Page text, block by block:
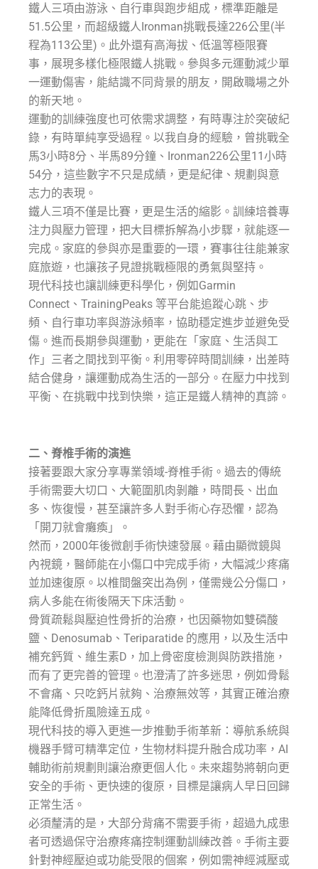
鐵人三項由游泳、自行車與跑步組成，標準距離是
51.5公里，而超級鐵人Ironman挑戰長達226公里(半
程為113公里)。此外還有高海拔、低溫等極限賽
事，展現多樣化極限鐵人挑戰。參與多元運動減少單
一運動傷害，能結識不同背景的朋友，開啟職場之外
的新天地。
運動的訓練強度也可依需求調整，有時專注於突破紀
錄，有時單純享受過程。以我自身的經驗，曾挑戰全
馬3小時8分、半馬89分鐘、Ironman226公里11小時
54分，這些數字不只是成績，更是紀律、規劃與意
志力的表現。
鐵人三項不僅是比賽，更是生活的縮影。訓練培養專
注力與壓力管理，把大目標拆解為小步驟，就能逐一
完成。家庭的參與亦是重要的一環，賽事往往能兼家
庭旅遊，也讓孩子見證挑戰極限的勇氣與堅持。
現代科技也讓訓練更科學化，例如Garmin
Connect、TrainingPeaks 等平台能追蹤心跳、步
頻、自行車功率與游泳頻率，協助穩定進步並避免受
傷。進而長期參與運動，更能在「家庭、生活與工
作」三者之間找到平衡。利用零碎時間訓練，出差時
結合健身，讓運動成為生活的一部分。在壓力中找到
平衡、在挑戰中找到快樂，這正是鐵人精神的真諦。
二、脊椎手術的演進
接著要跟大家分享專業領域-脊椎手術。過去的傳統
手術需要大切口、大範圍肌肉剝離，時間長、出血
多、恢復慢，甚至讓許多人對手術心存恐懼，認為
「開刀就會癱瘓」。
然而，2000年後微創手術快速發展。藉由顯微鏡與
內視鏡，醫師能在小傷口中完成手術，大幅減少疼痛
並加速復原。以椎間盤突出為例，僅需幾公分傷口，
病人多能在術後隔天下床活動。
骨質疏鬆與壓迫性骨折的治療，也因藥物如雙磷酸
鹽、Denosumab、Teriparatide 的應用，以及生活中
補充鈣質、維生素D，加上骨密度檢測與防跌措施，
而有了更完善的管理。也澄清了許多迷思，例如骨鬆
不會痛、只吃鈣片就夠、治療無效等，其實正確治療
能降低骨折風險達五成。
現代科技的導入更進一步推動手術革新：導航系統與
機器手臂可精準定位，生物材料提升融合成功率，AI
輔助術前規劃則讓治療更個人化。未來趨勢將朝向更
安全的手術、更快速的復原，目標是讓病人早日回歸
正常生活。
必須釐清的是，大部分背痛不需要手術，超過九成患
者可透過保守治療疼痛控制運動訓練改善。手術主要
針對神經壓迫或功能受限的個案，例如需神經減壓或